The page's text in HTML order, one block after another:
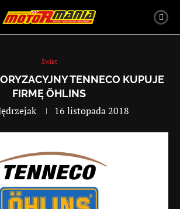
Świat
TENNECO KUPUJE
FIRMĘ ÖHLINS
16 listopada 2018